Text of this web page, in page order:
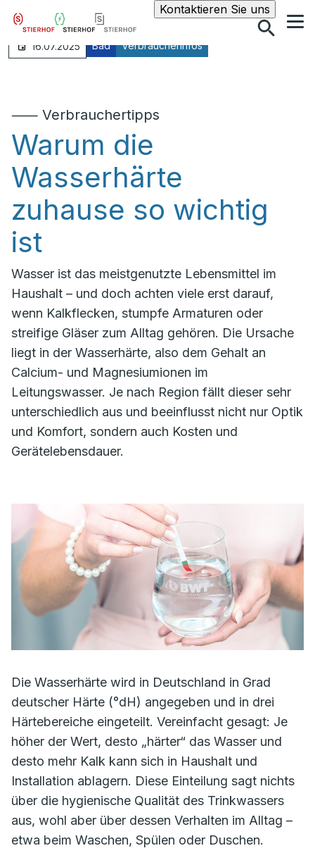
Kontaktieren Sie unsSuche
16.07.2025 Bad Verbraucherinfos
⸺ Verbrauchertipps
Warum die
Wasserhärte
zuhause so wichtig
ist
Wasser ist das meistgenutzte Lebensmittel im
Haushalt – und doch achten viele erst darauf,
wenn Kalkflecken, stumpfe Armaturen oder
streifige Gläser zum Alltag gehören. Die Ursache
liegt in der Wasserhärte, also dem Gehalt an
Calcium- und Magnesiumionen im
Leitungswasser. Je nach Region fällt dieser sehr
unterschiedlich aus und beeinflusst nicht nur Optik
und Komfort, sondern auch Kosten und
Gerätelebensdauer.
Die Wasserhärte wird in Deutschland in Grad
deutscher Härte (°dH) angegeben und in drei
Härtebereiche eingeteilt. Vereinfacht gesagt: Je
höher der Wert, desto „härter“ das Wasser und
desto mehr Kalk kann sich in Haushalt und
Installation ablagern. Diese Einteilung sagt nichts
über die hygienische Qualität des Trinkwassers
aus, wohl aber über dessen Verhalten im Alltag –
etwa beim Waschen, Spülen oder Duschen.